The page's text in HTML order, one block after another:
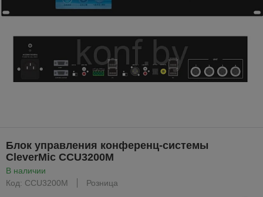
Блок управления конференц-системы
CleverMic CCU3200M
В наличии
Код: CCU3200M
Розница